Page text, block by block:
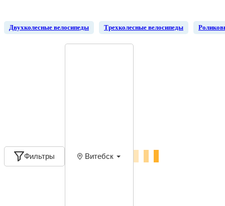
Двухколесные велосипеды Трехколесные велосипеды
Фильтры Витебск